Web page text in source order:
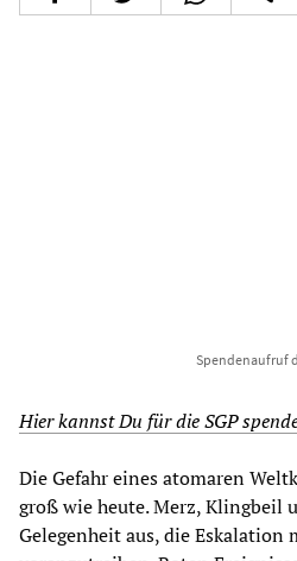
Spendenaufruf
Hier kannst Du für die SGP
Die Gefahr eines atomaren
groß wie heute. Merz, Klingbeil
Gelegenheit aus, die Eskalation